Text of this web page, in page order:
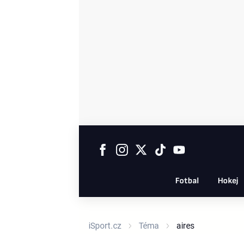
Fotbal Hokej
iSport.cz Téma aires